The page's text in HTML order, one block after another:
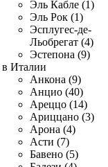
Эль Кабле (1)
Эль Рок (1)
Эсплугес-де-
Льобрегат (4)
Эстепона (9)
в Италии
Анкона (9)
Анцио (40)
Ареццо (14)
Ариццано (3)
Арона (4)
Асти (7)
Бавено (5)